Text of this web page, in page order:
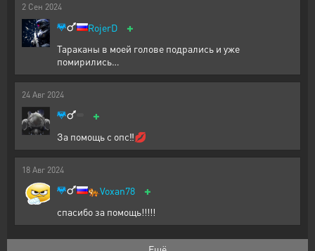
2 Сен 2024
RojerD +
Тараканы в моей голове подрались и уже
помирились…
24 Авг 2024
+
За помощь с опс‼️💋
18 Авг 2024
🐅Voxan78 +
спасибо за помощь!!!!!